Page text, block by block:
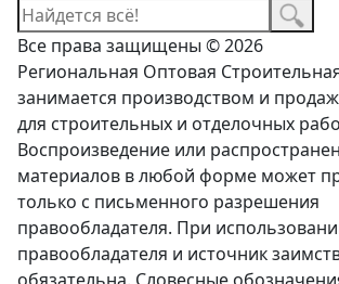
Все права защищены © 2026
Региональная Оптовая
занимается производством и
для строительных и отделочных
Воспроизведение или
материалов в любой форме может
только с письменного разрешения
правообладателя. При
правообладателя и источник